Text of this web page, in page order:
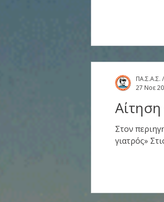
Αίτηση
Στον
γιατρός»
ΠΑ.Σ.Α.Σ.
27 Νοε